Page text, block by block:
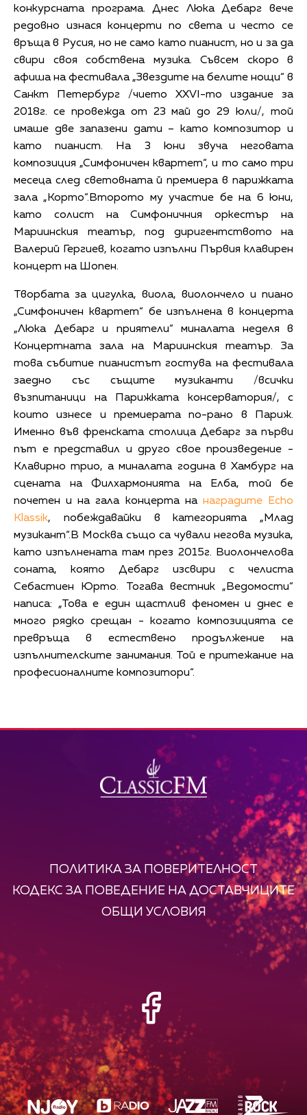
конкурсната програма. Днес Люка Дебарг вече
редовно изнася концерти по света и често се
връща в Русия, но не само като пианист, но и за да
свири своя собствена музика. Съвсем скоро в
афиша на фестивала „Звездите на белите нощи“ в
Санкт Петербург /чието XXVI-то издание за
2018г. се провежда от 23 май до 29 юли/, той
имаше две запазени дати – като композитор и
като пианист. На 3 юни звуча неговата
композиция „Симфоничен квартет“, и то само три
месеца след световната й премиера в парижката
зала „Корто“.Второто му участие бе на 6 юни,
като солист на Симфоничния оркестър на
Мариинския театър, под диригентството на
Валерий Гергиев, когато изпълни Първия клавирен
концерт на Шопен.
Творбата за цигулка, виола, виолончело и пиано
„Симфоничен квартет“ бе изпълнена в концерта
„Люка Дебарг и приятели“ миналата неделя в
Концертната зала на Мариинския театър. За
това събитие пианистът гостува на фестивала
заедно със същите музиканти /всички
възпитаници на Парижката консерватория/, с
които изнесе и премиерата по-рано в Париж.
Именно във френската столица Дебарг за първи
път е представил и друго свое произведение -
Клавирно трио, а миналата година в Хамбург на
сцената на Филхармонията на Елба, той бе
почетен и на гала концерта на наградите Echo
Klassik, побеждавайки в категорията „Млад
музикант“.В Москва също са чували негова музика,
като изпълнената там през 2015г. Виолончелова
соната, която Дебарг изсвири с челиста
Себастиен Юрто. Тогава вестник „Ведомости“
написа: „Това е един щастлив феномен и днес е
много рядко срещан - когато композицията се
превръща в естествено продължение на
изпълнителските занимания. Той е притежание на
професионалните композитори“.
ПОЛИТИКА ЗА ПОВЕРИТЕЛНОСТ
КОДЕКС ЗА ПОВЕДЕНИЕ НА ДОСТАВЧИЦИТЕ
ОБЩИ УСЛОВИЯ